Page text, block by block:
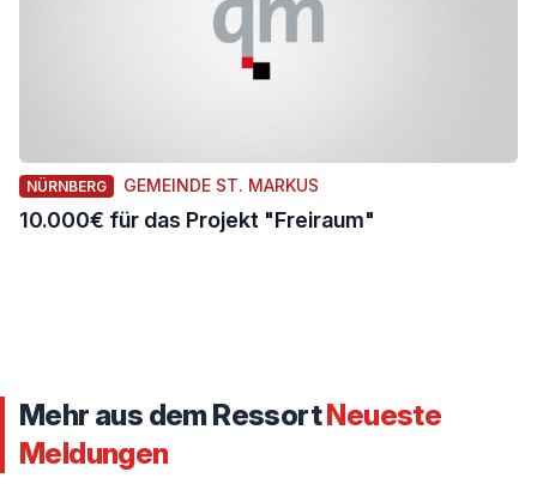
NÜRNBERG GEMEINDE ST. MARKUS
10.000€ für das Projekt "Freiraum"
Mehr aus dem RessortNeueste
Meldungen